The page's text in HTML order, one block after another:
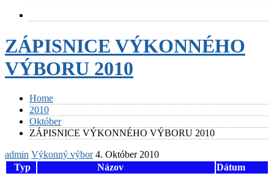
ZÁPISNICE VÝKONNÉHO
VÝBORU 2010
Home
2010
Október
ZÁPISNICE VÝKONNÉHO VÝBORU 2010
admin Výkonný výbor 4. Október 2010
Typ
Názov Dátum